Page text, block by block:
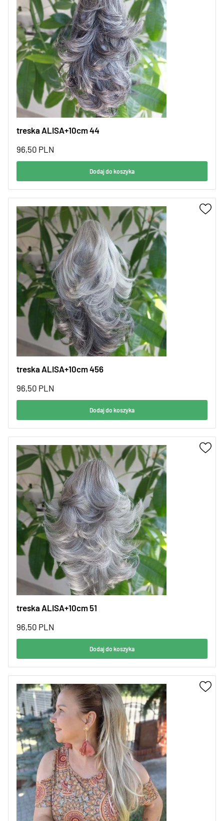
treska ALISA+10cm 44
96,50 PLN
Dodaj do koszyka
treska ALISA+10cm 456
96,50 PLN
Dodaj do koszyka
treska ALISA+10cm 51
96,50 PLN
Dodaj do koszyka